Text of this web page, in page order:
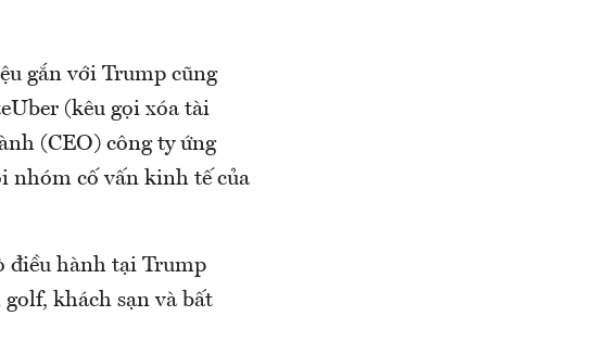
gắn với Trump cũng
(kêu gọi xóa tài
(CEO) công ty ứng
nhóm cố vấn kinh tế của
điều hành tại Trump
khách sạn và bất